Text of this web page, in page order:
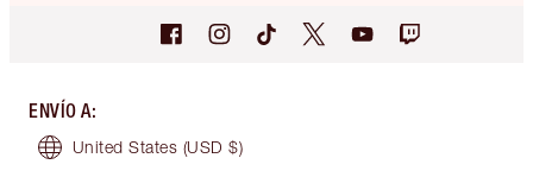
ENVÍO A:
United States (USD $)